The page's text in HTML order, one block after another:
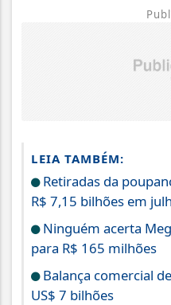
LEIA TAMBÉM:
Retiradas da
R$ 7,15 bilhões em
Ninguém acerta
para R$ 165 milhões
Balança comercial
US$ 7 bilhões